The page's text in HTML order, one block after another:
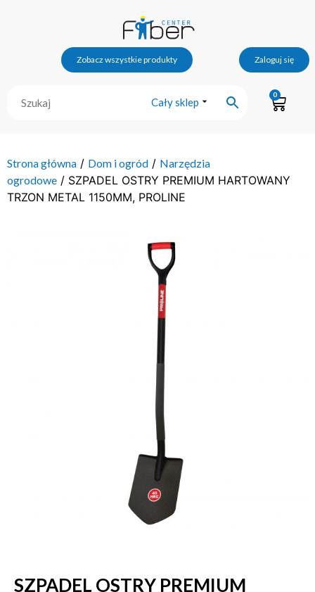
Zobacz wszystkie produkty Zaloguj się
Cały sklep
0
Strona główna / Dom i ogród / Narzędzia
ogrodowe / SZPADEL OSTRY PREMIUM HARTOWANY
TRZON METAL 1150MM, PROLINE
SZPADEL OSTRY PREMIUM